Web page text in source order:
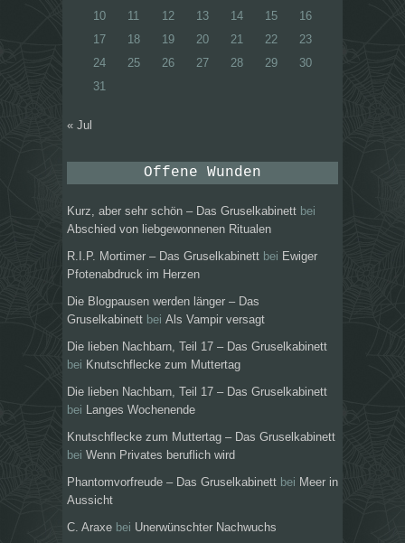
10
11 12 13 14 15
16
17
18 19 20 21 22
23
24
25 26 27 28 29
30
31
« Jul
Offene Wunden
Kurz, aber sehr schön – Das Gruselkabinett bei
Abschied von liebgewonnenen Ritualen
R.I.P. Mortimer – Das Gruselkabinett bei Ewiger
Pfotenabdruck im Herzen
Die Blogpausen werden länger – Das
Gruselkabinett bei Als Vampir versagt
Die lieben Nachbarn, Teil 17 – Das Gruselkabinett
bei Knutschflecke zum Muttertag
Die lieben Nachbarn, Teil 17 – Das Gruselkabinett
bei
Langes Wochenende
Knutschflecke zum Muttertag – Das Gruselkabinett
bei Wenn Privates beruflich wird
Phantomvorfreude – Das Gruselkabinett bei Meer in
Aussicht
C. Araxe bei Unerwünschter Nachwuchs